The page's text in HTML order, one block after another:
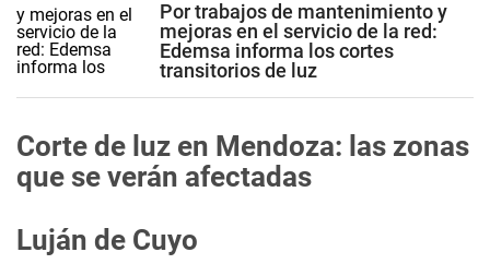
Por trabajos de mantenimiento y
mejoras en el servicio de la red:
Edemsa informa los cortes
transitorios de luz
Corte de luz en Mendoza: las zonas
que se verán afectadas
Luján de Cuyo